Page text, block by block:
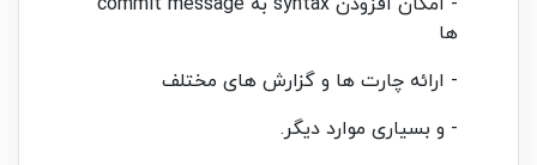
ها
- ارائه چارت ها و گزارش های مختلف
- و بسیاری موارد دیگر.